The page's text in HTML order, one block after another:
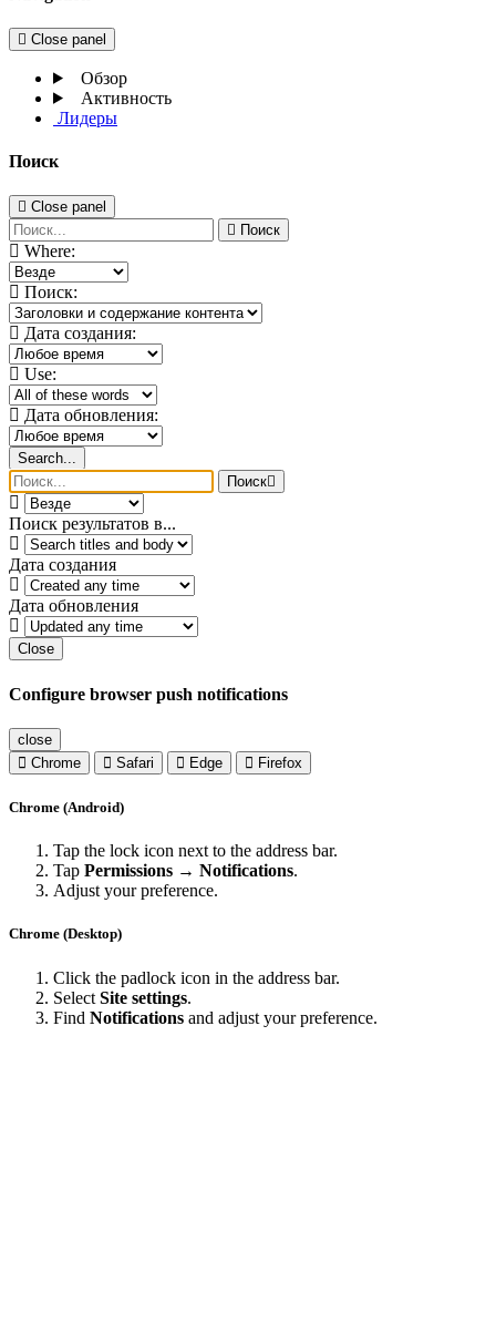
Close panel
Обзор
Активность
Лидеры
Поиск
Close panel
Поиск
Where:
Поиск:
Дата создания:
Use:
Дата обновления:
Search...
Поиск
Поиск результатов в...
Дата создания
Дата обновления
Close
Configure browser push notifications
close
Chrome
Safari Edge Firefox
Chrome (Android)
Tap the lock icon next to the address bar.
Tap Permissions → Notifications.
Adjust your preference.
Chrome (Desktop)
Click the padlock icon in the address bar.
Select Site settings.
Find Notifications and adjust your preference.